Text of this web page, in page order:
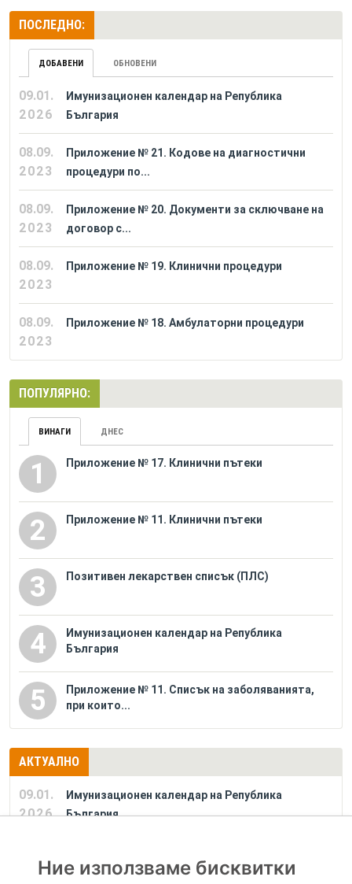
ПОСЛЕДНО:
ДОБАВЕНИ ОБНОВЕНИ
09.01.
2026
Имунизационен календар на Република
България
08.09.
2023
Приложение № 21. Кодове на диагностични
процедури по...
08.09.
2023
Приложение № 20. Документи за сключване на
договор с...
08.09.
2023
Приложение № 19. Клинични процедури
08.09.
2023
Приложение № 18. Амбулаторни процедури
ПОПУЛЯРНО:
ВИНАГИ ДНЕС
1 Приложение № 17. Клинични пътеки
2 Приложение № 11. Клинични пътеки
3 Позитивен лекарствен списък (ПЛС)
4
Имунизационен календар на Република
България
5
Приложение № 11. Списък на заболяванията,
при които...
АКТУАЛНО
09.01.
2026
Имунизационен календар на Република
България
Ние използваме бисквитки